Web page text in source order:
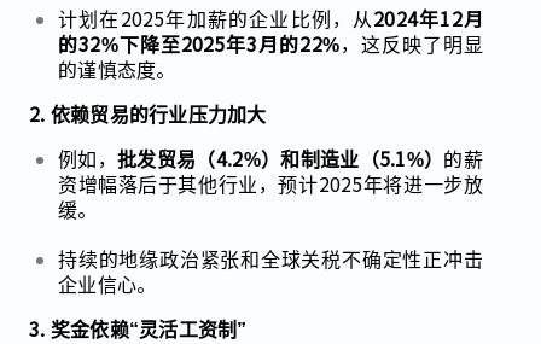
计划在2025年加薪的企业比例，从2024年12月
的32%下降至2025年3月的22%，这反映了明显
的谨慎态度。
2. 依赖贸易的行业压力加大
例如，批发贸易（4.2%）和制造业（5.1%） 的薪
资增幅落后于其他行业，预计2025年将进一步放
缓。
持续的地缘政治紧张和全球关税不确定性正冲击
企业信心。
3. 奖金依赖“灵活工资制”